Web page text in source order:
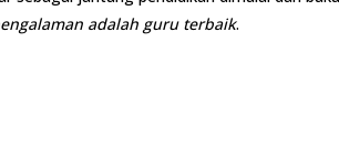
adalah guru terbaik.